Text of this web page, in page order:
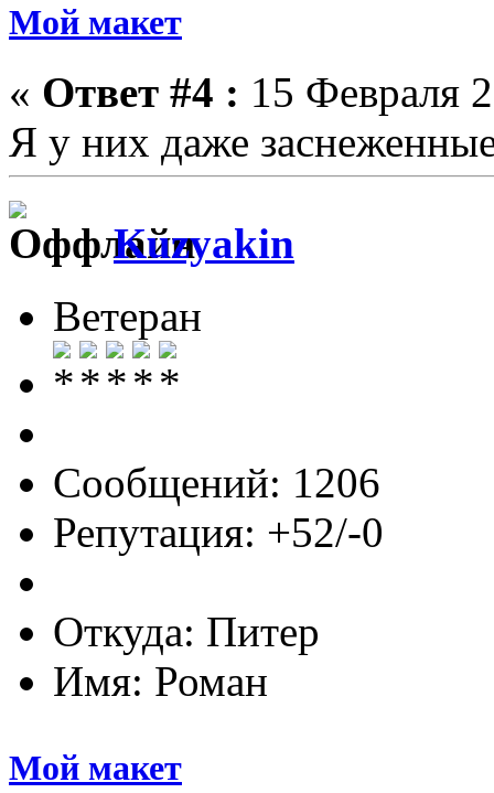
Мой макет
« Ответ #4 : 15 Февраля
Я у них даже
Kuzyakin
Ветеран
Сообщений: 1206
Репутация: +52/-0
Откуда: Питер
Имя: Роман
Мой макет